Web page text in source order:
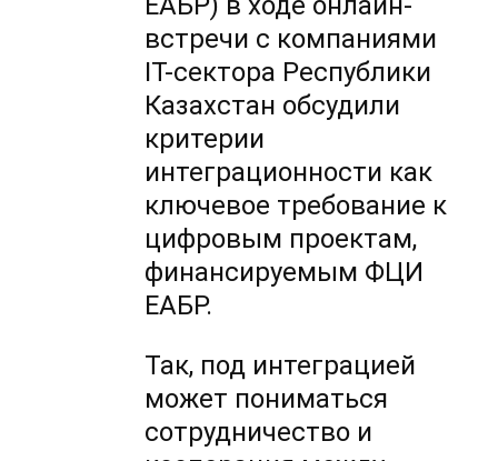
встречи с компаниями
IT-сектора Республики
Казахстан обсудили
критерии
интеграционности как
ключевое требование к
цифровым проектам,
финансируемым ФЦИ
ЕАБР.
Так, под интеграцией
может пониматься
сотрудничество и